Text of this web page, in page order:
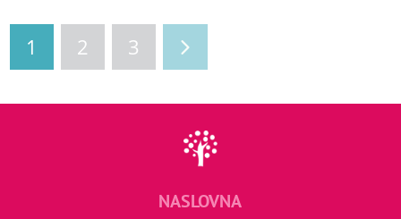
1 2 3
NASLOVNA